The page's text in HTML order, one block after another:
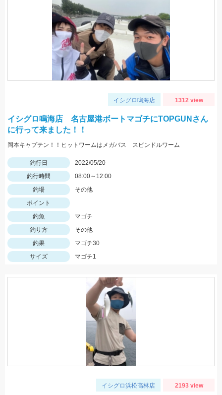
イシグロ鳴海店 1312 view
イシグロ鳴海店 名古屋港ボートマゴチにTOPGUNさん
に行って来ました！！
岡本キャプテン！！ヒットワームはメガバス スピンドルワーム
釣行日
2022/05/20
釣行時間
08:00～12:00
釣場
その他
ポイント
釣魚
マゴチ
釣り方
その他
釣果
マゴチ30
サイズ
マゴチ1
イシグロ浜松高林店 2193 view